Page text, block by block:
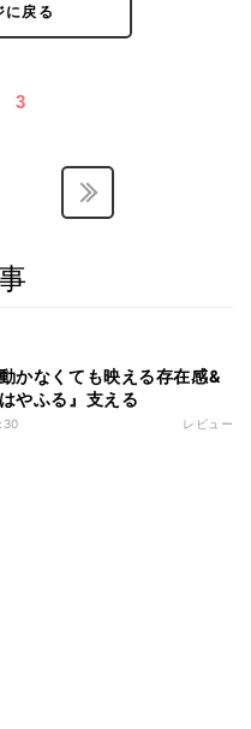
に戻る
3
かなくても映える存在感&
やふる』支える
レビュー